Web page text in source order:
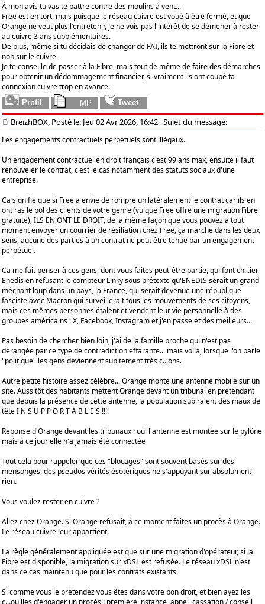
À mon avis tu vas te battre contre des moulins à vent...
Free est en tort, mais puisque le réseau cuivre est voué à être fermé, et que
Orange ne veut plus l'entretenir, je ne vois pas l'intérêt de se démener à rester
au cuivre 3 ans supplémentaires.
De plus, même si tu décidais de changer de FAI, ils te mettront sur la Fibre et
non sur le cuivre.
Je te conseille de passer à la Fibre, mais tout de même de faire des démarches
pour obtenir un dédommagement financier, si vraiment ils ont coupé ta
connexion cuivre trop en avance.
BreizhBOX, Posté le: Jeu 02 Avr 2026, 16:42 Sujet du message:
Les engagements contractuels perpétuels sont illégaux.
Un engagement contractuel en droit français c'est 99 ans max, ensuite il faut
renouveler le contrat, c'est le cas notamment des statuts sociaux d'une
entreprise.
Ca signifie que si Free a envie de rompre unilatéralement le contrat car ils en
ont ras le bol des clients de votre genre (vu que Free offre une migration Fibre
gratuite), ILS EN ONT LE DROIT, de la même façon que vous pouvez à tout
moment envoyer un courrier de résiliation chez Free, ça marche dans les deux
sens, aucune des parties à un contrat ne peut être tenue par un engagement
perpétuel.
Ca me fait penser à ces gens, dont vous faites peut-être partie, qui font ch...ier
Enedis en refusant le compteur Linky sous prétexte qu'ENEDIS serait un grand
méchant loup dans un pays, la France, qui serait devenue une république
fasciste avec Macron qui surveillerait tous les mouvements de ses citoyens,
mais ces mêmes personnes étalent et vendent leur vie personnelle à des
groupes américains : X, Facebook, Instagram et j'en passe et des meilleurs...
Pas besoin de chercher bien loin, j'ai de la famille proche qui n'est pas
dérangée par ce type de contradiction effarante... mais voilà, lorsque l'on parle
"politique" les gens deviennent subitement très c...ons.
Autre petite histoire assez célèbre... Orange monte une antenne mobile sur un
site. Aussitôt des habitants mettent Orange devant un tribunal en prétendant
que depuis la présence de cette antenne, la population subiraient des maux de
tête I N S U P P O R T A B L E S !!!!
Réponse d'Orange devant les tribunaux : oui l'antenne est montée sur le pylône
mais à ce jour elle n'a jamais été connectée
Tout cela pour rappeler que ces "blocages" sont souvent basés sur des
mensonges, des pseudos vérités ésotériques ne s'appuyant sur absolument
rien.
Vous voulez rester en cuivre ?
Allez chez Orange. Si Orange refusait, à ce moment faites un procès à Orange.
Le réseau cuivre leur appartient.
La règle généralement appliquée est que sur une migration d'opérateur, si la
Fibre est disponible, la migration sur xDSL est refusée. Le réseau xDSL n'est
dans ce cas maintenu que pour les contrats existants.
Si comme vous le prétendez vous êtes dans votre bon droit, et bien ayez les
c...ouilles d'engager un procès : première instance, appel, cassation / conseil